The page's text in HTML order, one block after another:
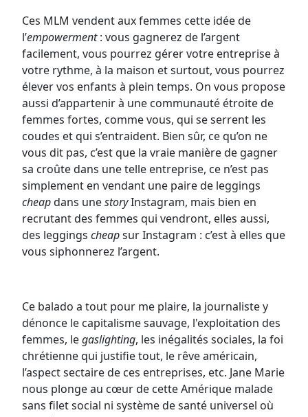
Ces MLM vendent aux femmes cette idée de
l’empowerment: vous gagnerez de l’argent
facilement, vous pourrez gérer votre entreprise à
votre rythme, à la maison et surtout, vous pourrez
élever vos enfants à plein temps. On vous propose
aussi d’appartenir à une communauté étroite de
femmes fortes, comme vous, qui se serrent les
coudes et qui s’entraident. Bien sûr, ce qu’on ne
vous dit pas, c’est que la vraie manière de gagner
sa croûte dans une telle entreprise, ce n’est pas
simplement en vendant une paire de leggings
cheapdans unestoryInstagram, mais bien en
recrutant des femmes qui vendront, elles aussi,
des leggings cheapsur Instagram : c’est à elles que
vous siphonnerez l’argent.
Ce balado a tout pour me plaire, la journaliste y
dénonce le capitalisme sauvage, l'exploitation des
femmes, legaslighting, les inégalités sociales, la foi
chrétienne qui justifie tout, le rêve américain,
l’aspect sectaire de ces entreprises, etc. Jane Marie
nous plonge au cœur de cette Amérique malade
sans filet social ni système de santé universel où